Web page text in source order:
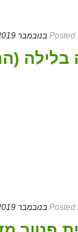
Posted
Posted